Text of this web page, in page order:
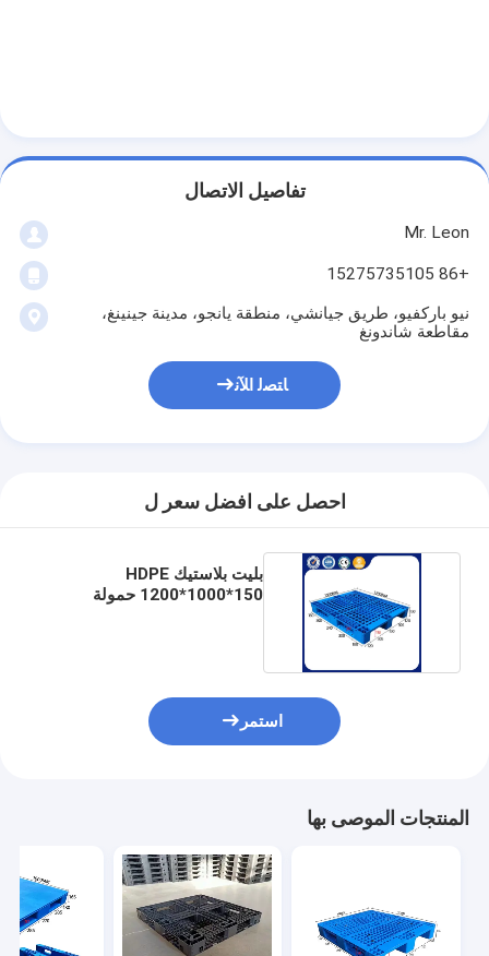
تفاصيل الاتصال
Mr. Leon
+86 15275735105
نيو باركفيو، طريق جيانشي، منطقة يانجو، مدينة جينينغ،
مقاطعة شاندونغ
ﺎﺘﺼﻟ ﺍﻶﻧ
احصل على افضل سعر ل
بليت بلاستيك HDPE
1200*1000*150 حمولة
استمر
المنتجات الموصى بها